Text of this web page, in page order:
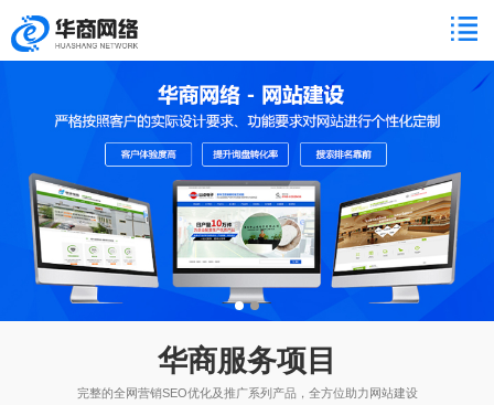
华商服务项目
完整的全网营销SEO优化及推广系列产品，全方位助力网站建设